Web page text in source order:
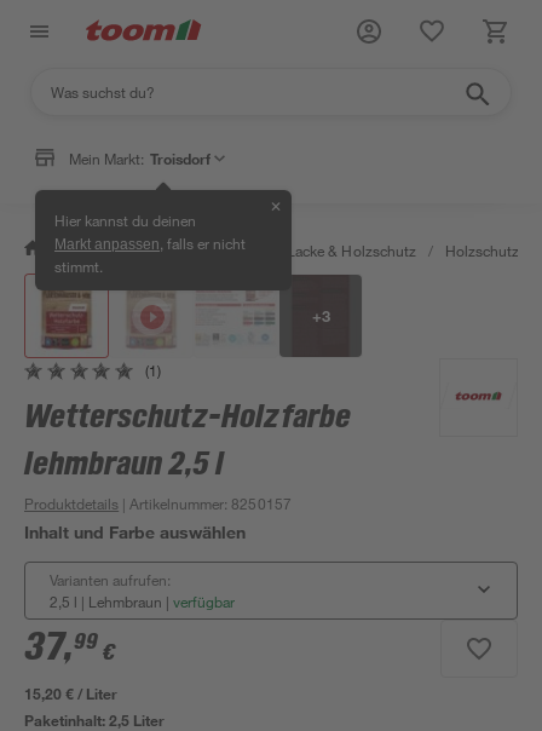
Mein Markt: Troisdorf
Hier kannst du deinen
Markt anpassen , falls er nicht
stimmt.
✕
/ Bauen & Renovieren / Farben, Lacke & Holzschutz / Holzschutz &
+3
(1)
Wetterschutz-Holzfarbe
lehmbraun 2,5 l
Produktdetails | Artikelnummer: 8250157
Inhalt und Farbe auswählen
Varianten aufrufen:
2,5 l | Lehmbraun | verfügbar
37,99 €
15,20 € / Liter
Paketinhalt:2,5 Liter